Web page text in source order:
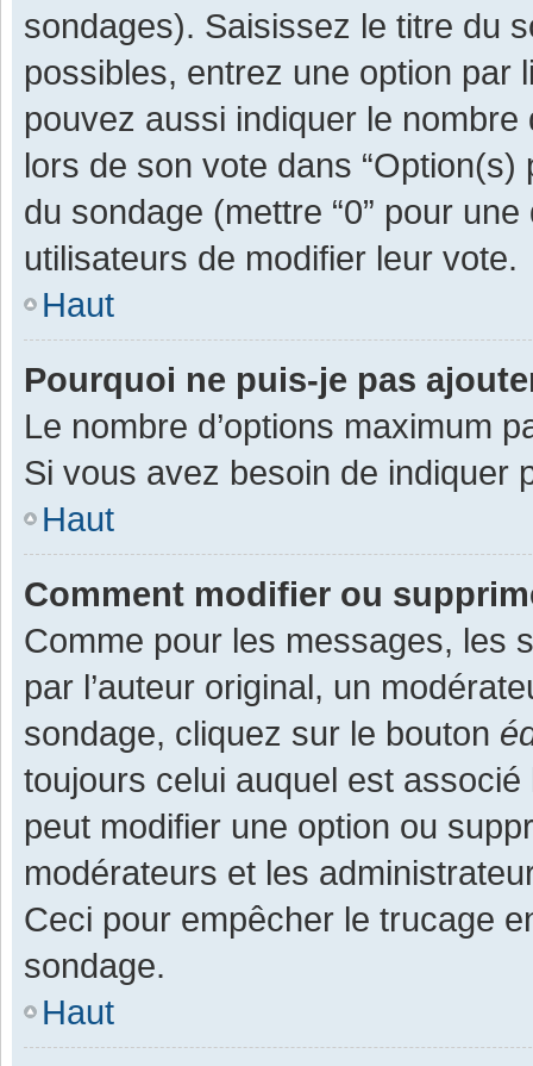
sondages). Saisissez le titre du
possibles, entrez une option par
pouvez aussi indiquer le
lors de son vote dans “Option(s)
du sondage (mettre “0” pour
utilisateurs de modifier leur vote.
Haut
Pourquoi ne puis-je pas
Le nombre d’options maximum
Si vous avez besoin de indiquer
Haut
Comment modifier ou
Comme pour les messages, les
par l’auteur original, un
sondage, cliquez sur le bouton
toujours celui auquel est associé
peut modifier une option ou
modérateurs et les
Ceci pour empêcher le trucage
sondage.
Haut